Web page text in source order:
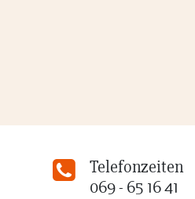
Telefonzeiten
069 - 65 16 41